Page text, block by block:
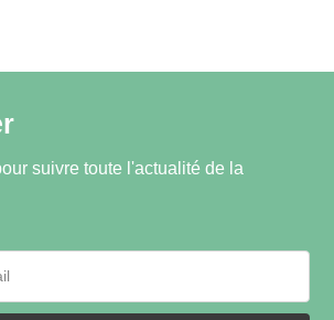
suivre toute l'actualité de la